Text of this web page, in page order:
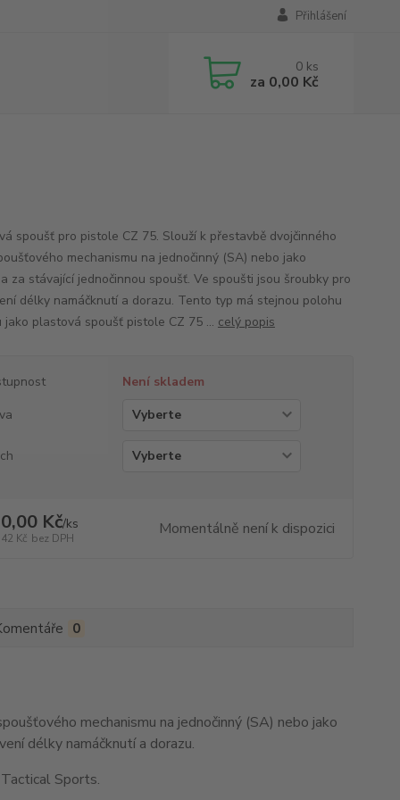
Přihlášení
0 ks
za 0,00 Kč
spoušť pro pistole CZ 75. Slouží k přestavbě dvojčinného
mechanismu na jednočinný (SA) nebo jako
za stávající jednočinnou spoušť. Ve spoušti jsou šroubky pro
délky namáčknutí a dorazu. Tento typ má stejnou polohu
jako plastová spoušť pistole CZ 75 ... celý popis
Není skladem
Kč/ks
Kč bez DPH Momentálně není k dispozici
0
mechanismu na jednočinný (SA) nebo jako
délky namáčknutí a dorazu.
Sports.